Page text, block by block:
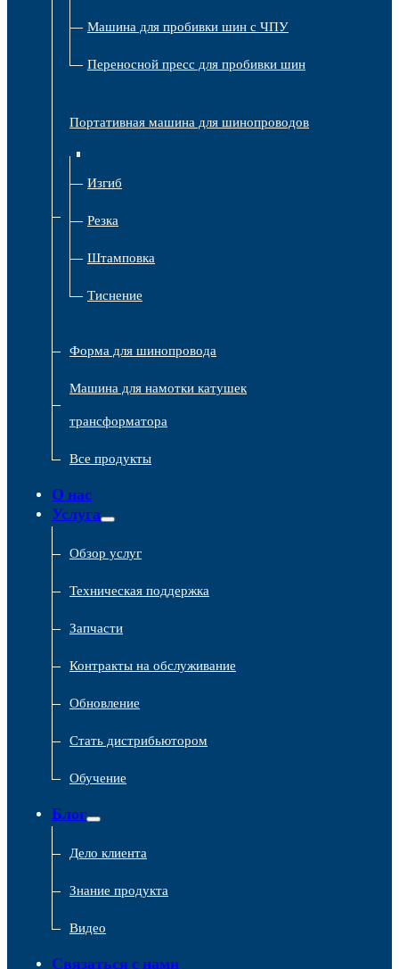
Машина для пробивки шин с ЧПУ
Переносной пресс для пробивки шин
Портативная машина для шинопроводов
Изгиб
Резка
Штамповка
Тиснение
Форма для шинопровода
Машина для намотки катушек
трансформатора
Все продукты
О нас
Услуга
Обзор услуг
Техническая поддержка
Запчасти
Контракты на обслуживание
Обновление
Стать дистрибьютором
Обучение
Блог
Дело клиента
Знание продукта
Видео
Связаться с нами